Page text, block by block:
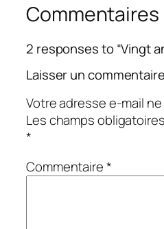
Commentaires
2 responses to “Vingt
Laisser un commentaire
Votre adresse e-mail
Les champs
*
Commentaire*